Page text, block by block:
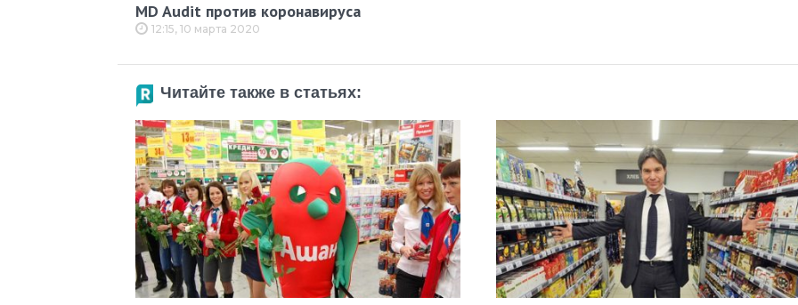
MD Audit против коронавируса
12:15, 10 марта 2020
Читайте также в статьях: